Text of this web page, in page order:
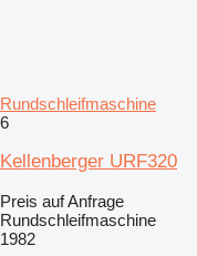
Rundschleifmaschine
6
Kellenberger URF320
Preis auf Anfrage
Rundschleifmaschine
1982